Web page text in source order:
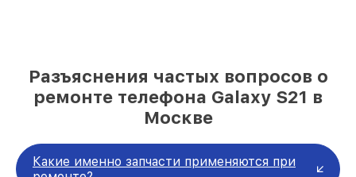
Разъяснения частых вопросов о
ремонте телефона Galaxy S21 в
Москве
Какие именно запчасти применяются при